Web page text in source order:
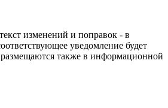
изменений и поправок - в
уведомление будет
также в информационной